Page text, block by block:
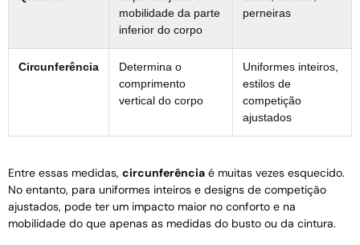
mobilidade da parte
inferior do corpo
perneiras
Circunferência
Determina o
comprimento
vertical do corpo
Uniformes inteiros,
estilos de
competição
ajustados
Entre essas medidas, circunferência é muitas vezes esquecido.
No entanto, para uniformes inteiros e designs de competição
ajustados, pode ter um impacto maior no conforto e na
mobilidade do que apenas as medidas do busto ou da cintura.